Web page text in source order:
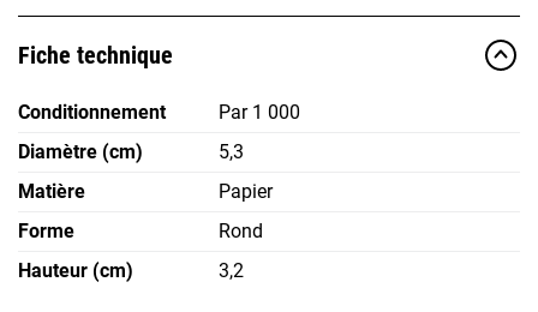
Fiche technique
Conditionnement
Par 1 000
Diamètre (cm)
5,3
Matière
Papier
Forme
Rond
Hauteur (cm)
3,2